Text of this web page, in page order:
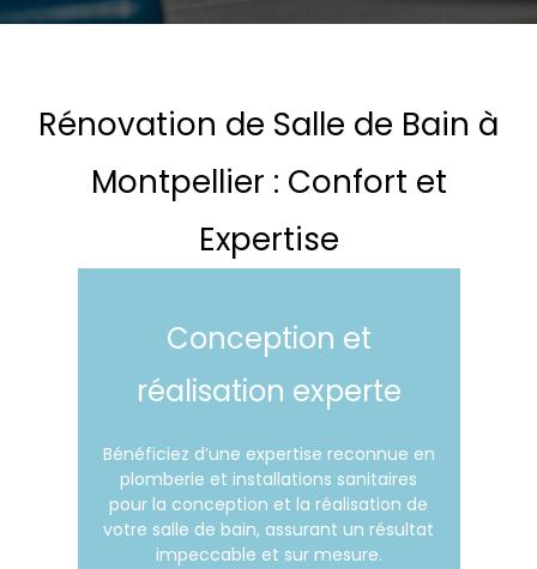
Rénovation de Salle de Bain à
Montpellier : Confort et
Expertise
Conception et
réalisation experte
Bénéficiez d’une expertise reconnue en
plomberie et installations sanitaires
pour la conception et la réalisation de
votre salle de bain, assurant un résultat
impeccable et sur mesure.